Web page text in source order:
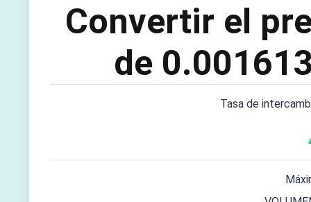
Convertir el
de
Tasa de